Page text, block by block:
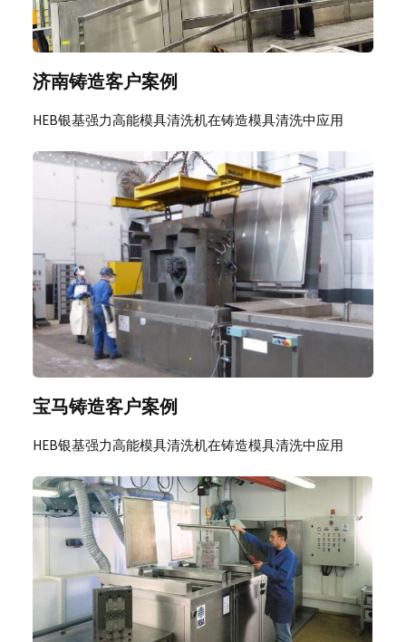
济南铸造客户案例
HEB银基强力高能模具清洗机在铸造模具清洗中应用
宝马铸造客户案例
HEB银基强力高能模具清洗机在铸造模具清洗中应用